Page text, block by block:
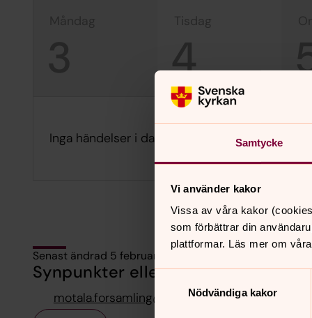
Samtycke
Vi använder kakor
Vissa av våra kakor
som förbättrar din
plattformar. Läs mer om
Samtyckesval
Nödvändiga kakor
tisdag
4
Inga händelser i dag.
Senast ändrad 5 februari 2025
Synpunkter eller frågor på sidans
motala.forsamling@svenskakyrkan.se